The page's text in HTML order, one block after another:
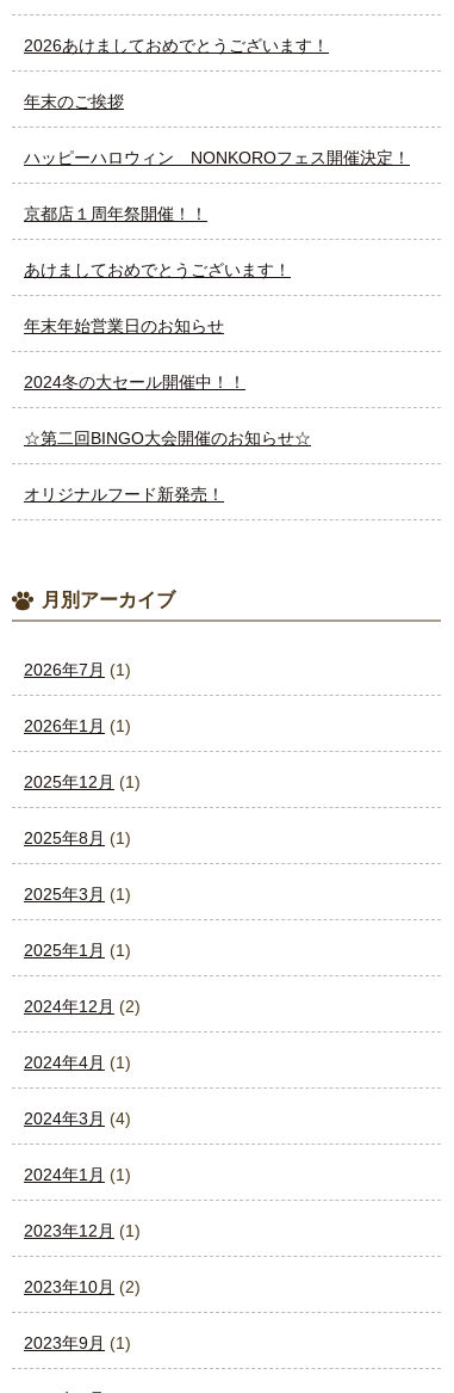
2026あけましておめでとうございます！
年末のご挨拶
ハッピーハロウィン NONKOROフェス開催決定！
京都店１周年祭開催！！
あけましておめでとうございます！
年末年始営業日のお知らせ
2024冬の大セール開催中！！
☆第二回BINGO大会開催のお知らせ☆
オリジナルフード新発売！
月別アーカイブ
2026年7月 (1)
2026年1月 (1)
2025年12月 (1)
2025年8月 (1)
2025年3月 (1)
2025年1月 (1)
2024年12月 (2)
2024年4月 (1)
2024年3月 (4)
2024年1月 (1)
2023年12月 (1)
2023年10月 (2)
2023年9月 (1)